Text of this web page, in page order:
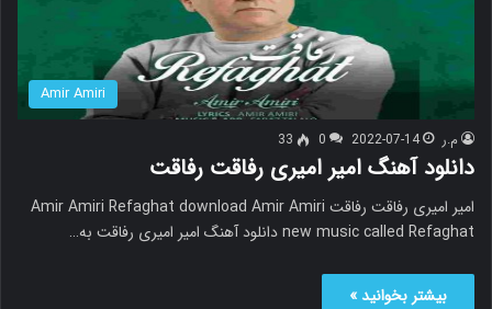
Amir Amiri
م.ر 2022-07-14
0
33
دانلود آهنگ امیر امیری رفاقت رفاقت
امیر امیری رفاقت رفاقت Amir Amiri Refaghat download Amir Amiri
new music called Refaghat دانلود آهنگ امیر امیری رفاقت به…
بیشتر بخوانید »